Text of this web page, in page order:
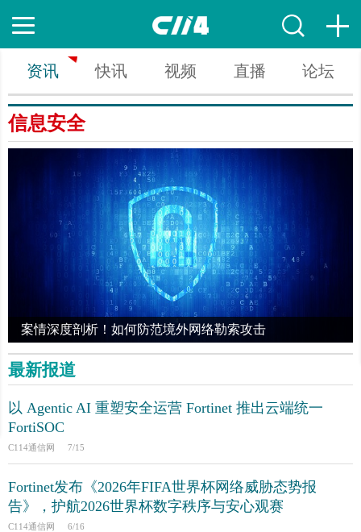
资讯 快讯 视频 直播 论坛
信息安全
案情深度剖析！如何防范境外网络勒索攻击
最新报道
以 Agentic AI 重塑安全运营 Fortinet 推出云端统一
FortiSOC
C114通信网 7/15
Fortinet发布《2026年FIFA世界杯网络威胁态势报
告》，护航2026世界杯数字秩序与安心观赛
C114通信网 6/16